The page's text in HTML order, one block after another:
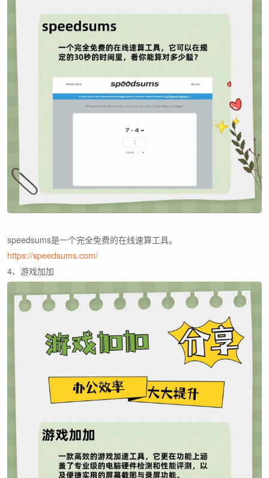
speedsums是一个完全免费的在线速算工具。
https://speedsums.com/
4、游戏加加